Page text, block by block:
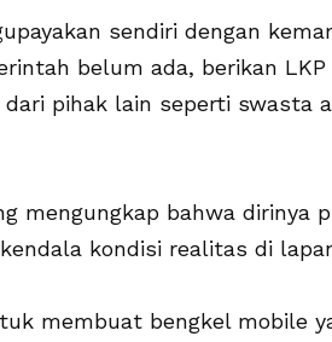
sendiri dengan
belum ada, berikan
pihak lain seperti swasta
mengungkap bahwa dirinya
kondisi realitas di
membuat bengkel mobile